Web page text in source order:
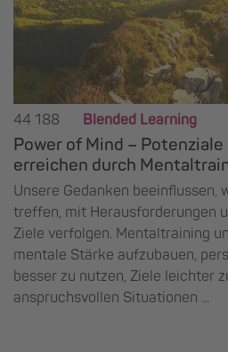
44 188 Blended Learning
Power of Mind –
erreichen durch
Unsere Gedanken beeinflussen,
treffen, mit Herausforderungen
Ziele verfolgen. Mentaltraining
mentale Stärke aufzubauen,
besser zu nutzen, Ziele leichter
anspruchsvollen Situationen ...